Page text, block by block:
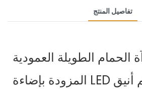
تفاصيل المنتج
الحمام الطويلة العمودية
المزودة بإضاءة LED بتصميم أنيق